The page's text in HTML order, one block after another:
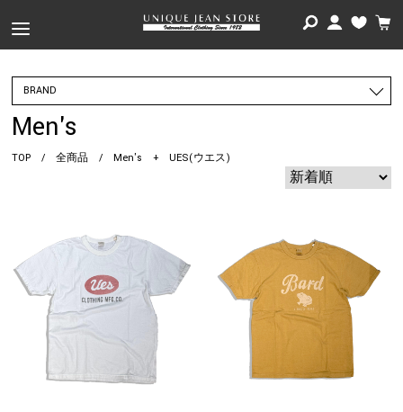
BRAND
Men's
TOP / 全商品 / Men's + UES(ウエス)